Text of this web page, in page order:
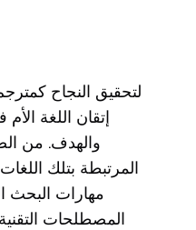
لتحقيق النجاح
إتقان اللغة
والهدف. من
المرتبطة بتلك
مهارات البحث
المصطلحات التقنية